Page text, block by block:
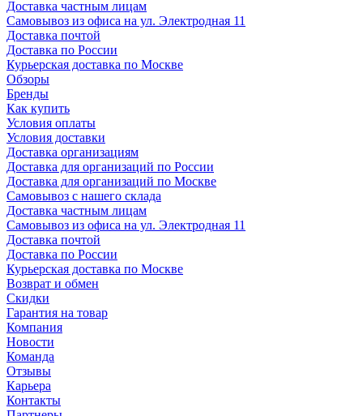
Доставка частным лицам
Самовывоз из офиса на ул. Электродная 11
Доставка почтой
Доставка по России
Курьерская доставка по Москве
Обзоры
Бренды
Как купить
Условия оплаты
Условия доставки
Доставка организациям
Доставка для организаций по России
Доставка для организаций по Москве
Самовывоз с нашего склада
Доставка частным лицам
Самовывоз из офиса на ул. Электродная 11
Доставка почтой
Доставка по России
Курьерская доставка по Москве
Возврат и обмен
Скидки
Гарантия на товар
Компания
Новости
Команда
Отзывы
Карьера
Контакты